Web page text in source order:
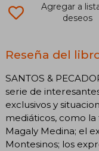
Agregar a
deseos
Reseña del
SANTOS &
serie de
exclusivos y
mediáticos, como
Magaly Medina; el
Montesinos; los